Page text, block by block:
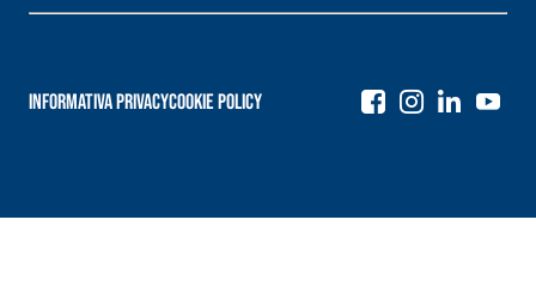
Informativa PrivacyCookie Policy